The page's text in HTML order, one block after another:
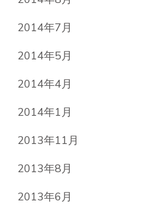
2014年7月
2014年5月
2014年4月
2014年1月
2013年11月
2013年8月
2013年6月